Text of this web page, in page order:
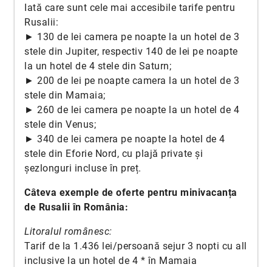
Iată care sunt cele mai accesibile tarife pentru
Rusalii:
► 130 de lei camera pe noapte la un hotel de 3
stele din Jupiter, respectiv 140 de lei pe noapte
la un hotel de 4 stele din Saturn;
► 200 de lei pe noapte camera la un hotel de 3
stele din Mamaia;
► 260 de lei camera pe noapte la un hotel de 4
stele din Venus;
► 340 de lei camera pe noapte la hotel de 4
stele din Eforie Nord, cu plajă private și
șezlonguri incluse în preț.
Câteva exemple de oferte pentru minivacanța
de Rusalii în România:
Litoralul românesc:
Tarif de la 1.436 lei/persoană sejur 3 nopti cu all
inclusive la un hotel de 4 * în Mamaia